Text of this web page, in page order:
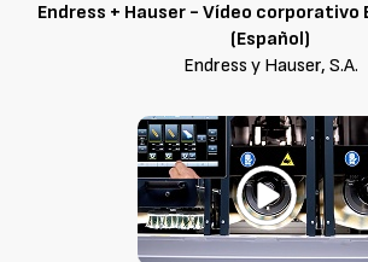
Endress + Hauser - Vídeo corporativo
(Español)
Endress y Hauser, S.A.